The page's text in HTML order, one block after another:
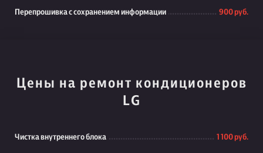
Перепрошивка с сохранением информации 900 руб.
Цены на ремонт кондиционеров
LG
Чистка внутреннего блока 1 100 руб.